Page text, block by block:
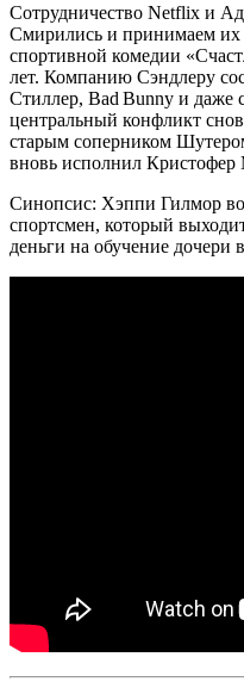
Сотрудничество Netflix и
Смирились и принимаем
спортивной комедии
лет. Компанию Сэндлеру
Стиллер, Bad Bunny и даже
центральный конфликт
старым соперником
вновь исполнил Кристофер
Синопсис: Хэппи Гилмор
спортсмен, который
деньги на обучение дочери